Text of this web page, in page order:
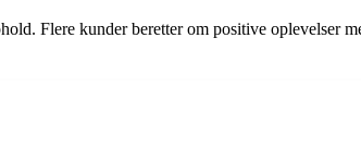
Flere kunder beretter om positive oplevelser